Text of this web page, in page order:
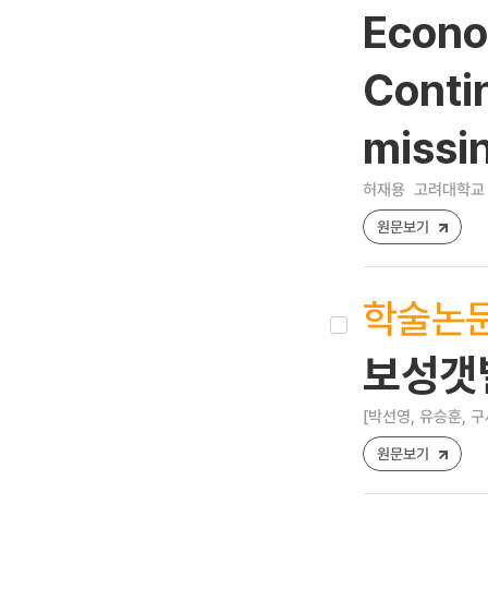
허재용 고려대학
원문보기
학술논
보성
[박선영, 유승훈,
원문보기